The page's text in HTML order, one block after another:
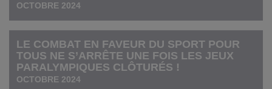
OCTOBRE 2024
LE COMBAT EN FAVEUR DU SPORT POUR
TOUS NE S’ARRÊTE UNE FOIS LES JEUX
PARALYMPIQUES CLÔTURÉS !
OCTOBRE 2024